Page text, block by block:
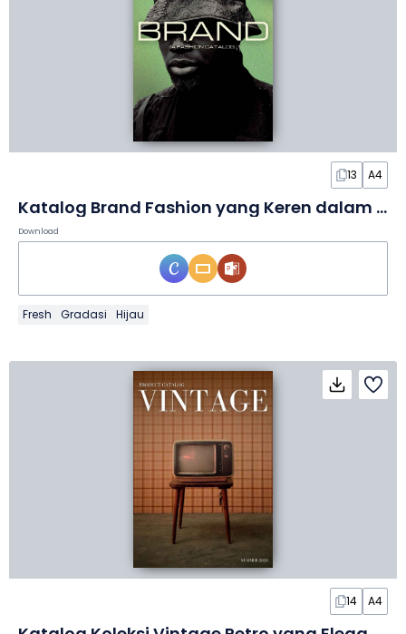
13 A4
Katalog Brand Fashion yang Keren dalam Slide
Download
Fresh Gradasi Hijau
14 A4